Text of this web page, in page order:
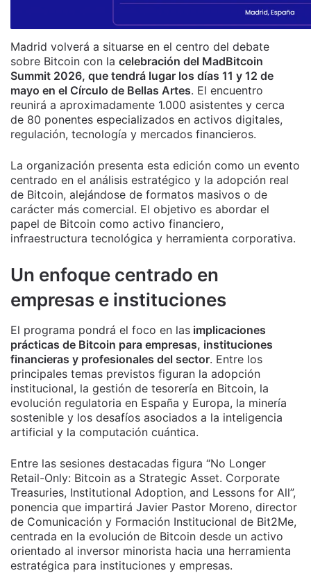
Madrid volverá a situarse en el centro del debate
sobre Bitcoin con la celebración del MadBitcoin
Summit 2026, que tendrá lugar los días 11 y 12 de
mayo en el Círculo de Bellas Artes. El encuentro
reunirá a aproximadamente 1.000 asistentes y cerca
de 80 ponentes especializados en activos digitales,
regulación, tecnología y mercados financieros.
La organización presenta esta edición como un evento
centrado en el análisis estratégico y la adopción real
de Bitcoin, alejándose de formatos masivos o de
carácter más comercial. El objetivo es abordar el
papel de Bitcoin como activo financiero,
infraestructura tecnológica y herramienta corporativa.
Un enfoque centrado en
empresas e instituciones
El programa pondrá el foco en las implicaciones
prácticas de Bitcoin para empresas, instituciones
financieras y profesionales del sector. Entre los
principales temas previstos figuran la adopción
institucional, la gestión de tesorería en Bitcoin, la
evolución regulatoria en España y Europa, la minería
sostenible y los desafíos asociados a la inteligencia
artificial y la computación cuántica.
Entre las sesiones destacadas figura “No Longer
Retail-Only: Bitcoin as a Strategic Asset. Corporate
Treasuries, Institutional Adoption, and Lessons for All”,
ponencia que impartirá Javier Pastor Moreno, director
de Comunicación y Formación Institucional de Bit2Me,
centrada en la evolución de Bitcoin desde un activo
orientado al inversor minorista hacia una herramienta
estratégica para instituciones y empresas.